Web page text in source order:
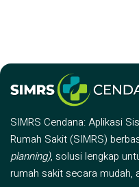
SIMRS Cendana: Aplikasi
Rumah Sakit (SIMRS)
planning), solusi lengkap
rumah sakit secara mudah,